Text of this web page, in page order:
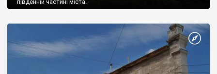
південній частині міста.